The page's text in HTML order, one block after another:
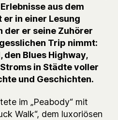
aus dem
in einer Lesung
der er seine Zuhörer
Trip nimmt:
den Blues Highway,
in Städte voller
und Geschichten.
im „Peabody“ mit
Walk“, dem luxoriösen